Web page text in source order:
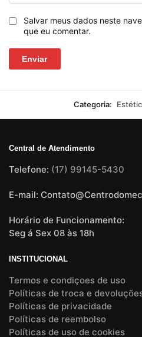
Salvar meus dados neste
que eu comentar.
Categoria:
Central de Atendimento
Telefone: (17) 99145-5430
E-mail:
Horário de Funcionamento:
Seg á Sex 08 às 18h
INSTITUCIONAL
Termos e condiçoes de uso
Políticas de troca e
Políticas de privacidade
Políticas de reembolso
Políticas de uso de cookies